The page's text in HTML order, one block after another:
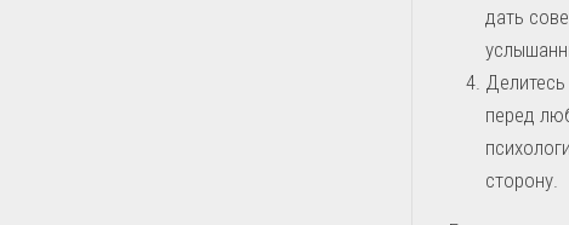
дать
перед
сторону.